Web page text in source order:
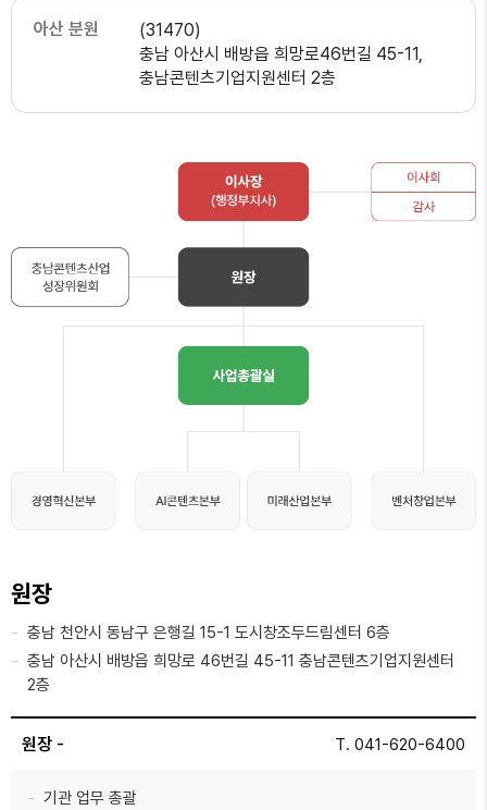
아산 분원
(31470)
충남 아산시 배방읍 희망로46번길 45-11,
충남콘텐츠기업지원센터 2층
원장
충남 천안시 동남구 은행길 15-1 도시창조두드림센터 6층
충남 아산시 배방읍 희망로 46번길 45-11 충남콘텐츠기업지원센터
2층
원장 - T. 041-620-6400
기관 업무 총괄